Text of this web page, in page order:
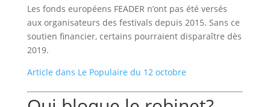
Les fonds européens FEADER n’ont pas été versés
aux organisateurs des festivals depuis 2015. Sans ce
soutien financier, certains pourraient disparaître dès
2019.
Article dans Le Populaire du 12 octobre